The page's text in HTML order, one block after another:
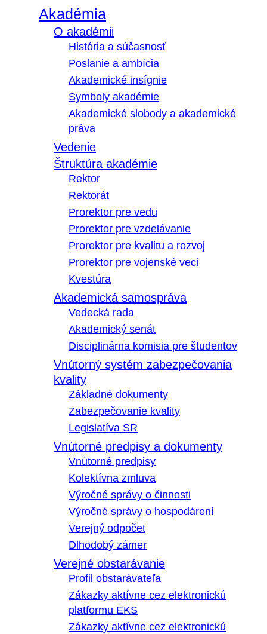
Akadémia
O akadémii
História a súčasnosť
Poslanie a ambícia
Akademické insígnie
Symboly akadémie
Akademické slobody a akademické
práva
Vedenie
Štruktúra akadémie
Rektor
Rektorát
Prorektor pre vedu
Prorektor pre vzdelávanie
Prorektor pre kvalitu a rozvoj
Prorektor pre vojenské veci
Kvestúra
Akademická samospráva
Vedecká rada
Akademický senát
Disciplinárna komisia pre študentov
Vnútorný systém zabezpečovania
kvality
Základné dokumenty
Zabezpečovanie kvality
Legislatíva SR
Vnútorné predpisy a dokumenty
Vnútorné predpisy
Kolektívna zmluva
Výročné správy o činnosti
Výročné správy o hospodárení
Verejný odpočet
Dlhodobý zámer
Verejné obstarávanie
Profil obstarávateľa
Zákazky aktívne cez elektronickú
platformu EKS
Zákazky aktívne cez elektronickú